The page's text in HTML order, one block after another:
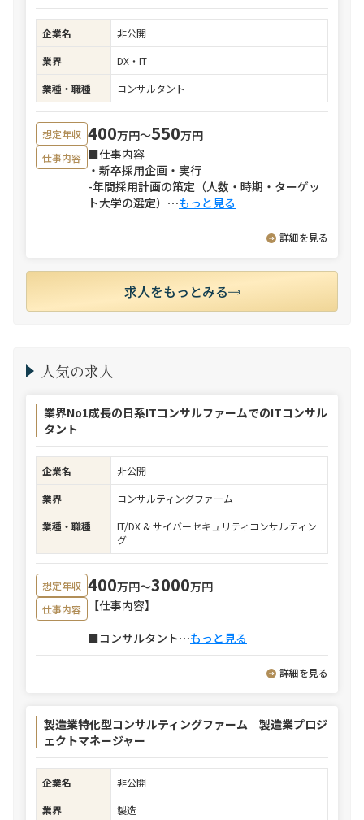
企業名
非公開
業界
DX・IT
業種・職種
コンサルタント
想定年収 400万円〜550万円
仕事内容 ■仕事内容
・新卒採用企画・実行
-年間採用計画の策定（人数・時期・ターゲッ
ト大学の選定） ⋯もっと見る
詳細を見る
求人をもっとみる
人気の求人
業界No1成長の日系ITコンサルファームでのITコンサル
タント
企業名
非公開
業界
コンサルティングファーム
業種・職種
IT/DX & サイバーセキュリティコンサルティン
グ
想定年収 400万円〜3000万円
仕事内容
【仕事内容】
■コンサルタント⋯もっと見る
詳細を見る
製造業特化型コンサルティングファーム 製造業プロジ
ェクトマネージャー
企業名
非公開
業界
製造